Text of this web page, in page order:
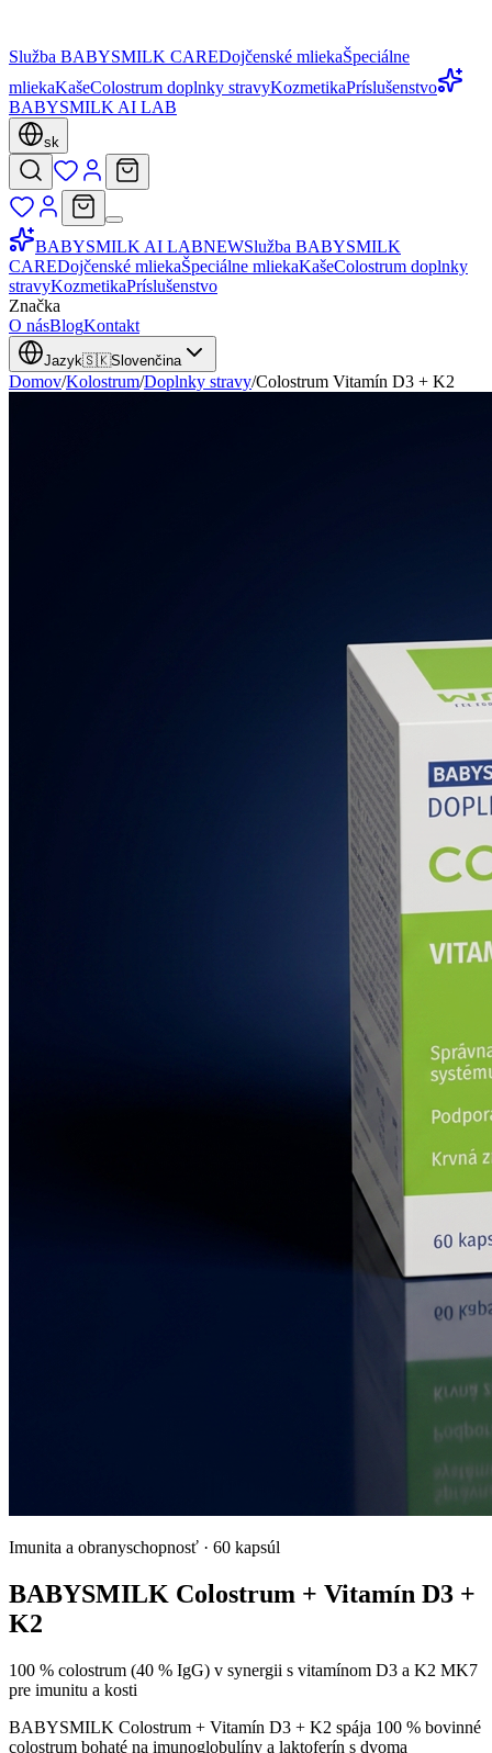
Služba BABYSMILK CAREDojčenské mliekaŠpeciálne
mliekaKašeColostrum doplnky stravyKozmetikaPríslušenstvo
BABYSMILK AI LAB
sk
BABYSMILK AI LABNEWSlužba BABYSMILK
CAREDojčenské mliekaŠpeciálne mliekaKašeColostrum doplnky
stravyKozmetikaPríslušenstvo
Značka
O násBlogKontakt
Jazyk🇸🇰Slovenčina
Domov/Kolostrum/Doplnky stravy/Colostrum Vitamín D3 + K2
Imunita a obranyschopnosť · 60 kapsúl
BABYSMILK Colostrum + Vitamín D3 +
K2
100 % colostrum (40 % IgG) v synergii s vitamínom D3 a K2 MK7
pre imunitu a kosti
BABYSMILK Colostrum + Vitamín D3 + K2 spája 100 % bovinné
colostrum bohaté na imunoglobulíny a laktoferín s dvoma